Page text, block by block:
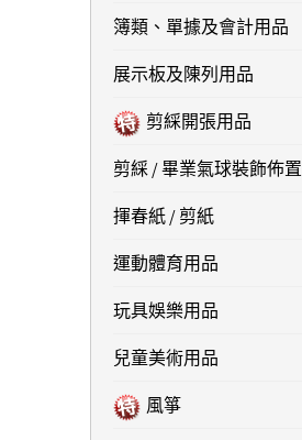
簿類、單據及會計用品
展示板及陳列用品
剪綵開張用品
剪綵 / 畢業氣球裝飾佈置
揮春紙 / 剪紙
運動體育用品
玩具娛樂用品
兒童美術用品
風箏